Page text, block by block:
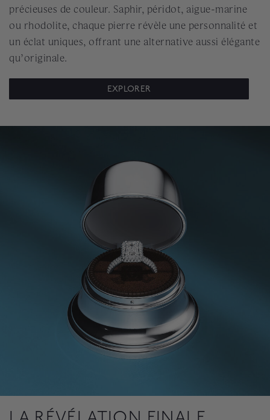
précieuses de couleur. Saphir, péridot, aigue-marine
ou rhodolite, chaque pierre révèle une personnalité et
un éclat uniques, offrant une alternative aussi élégante
qu’originale.
EXPLORER